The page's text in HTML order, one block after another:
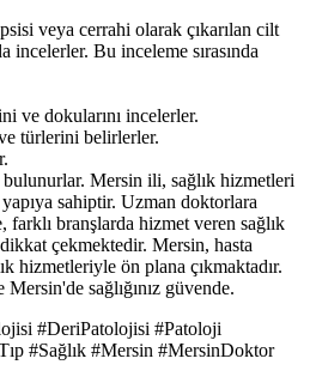
veya cerrahi olarak çıkarılan cilt
incelerler. Bu inceleme sırasında
ve dokularını incelerler.
türlerini belirlerler.
Mersin ili, sağlık hizmetleri
sahiptir. Uzman doktorlara
farklı branşlarda hizmet veren sağlık
çekmektedir. Mersin, hasta
hizmetleriyle ön plana çıkmaktadır.
sağlığınız güvende.
#DeriPatolojisi #Patoloji
#Sağlık #Mersin #MersinDoktor